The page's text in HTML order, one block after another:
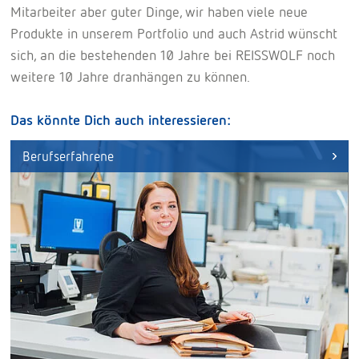
Mitarbeiter aber guter Dinge, wir haben viele neue
Produkte in unserem Portfolio und auch Astrid wünscht
sich, an die bestehenden 10 Jahre bei REISSWOLF noch
weitere 10 Jahre dranhängen zu können.
Das könnte Dich auch interessieren:
Berufserfahrene